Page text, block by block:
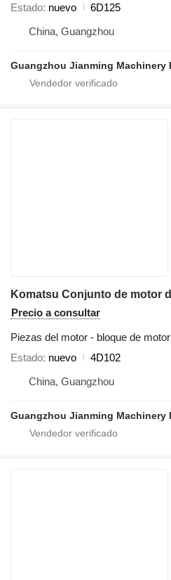
Estado nuevo
6D125
China, Guangzhou
Precio a consultar
Piezas del motor - bloque de motor
Estado nuevo
4D102
China, Guangzhou